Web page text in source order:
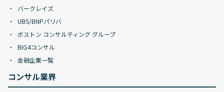
バークレイズ
UBS/BNPパリバ
ボストン コンサルティング グループ
BIG4コンサル
金融企業一覧
コンサル業界